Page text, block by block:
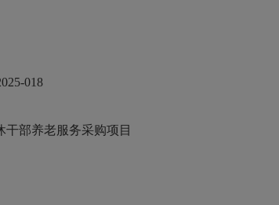
5-018
部养老服务采购项目